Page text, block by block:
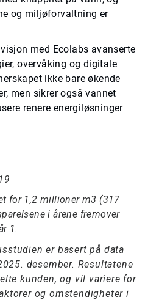
og miljøforvaltning er
med Ecolabs avanserte
overvåking og digitale
ikke bare økende
men sikrer også vannet
renere energiløsninger
for 1,2 millioner m3 (317
i årene fremover
1.
er basert på data
desember. Resultatene
kunden, og vil variere for
og omstendigheter i